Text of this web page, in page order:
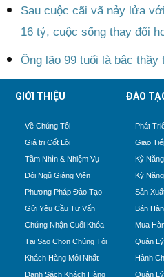
Sau cuộc cãi vã nảy lửa
16 tỷ, cuộc sống thay đổi
Ông lão 99 tuổi là bậc
GIỚI THIỆU
Về Chúng Tôi
Giá trị Cốt Lõi
Tầm Nhìn & Nhiệm Vụ
Đội Ngũ Giảng Viên
Phương Pháp Đào Tạo
Gửi Yêu Cầu Tư Vấn
Chứng Nhận Cuối Khóa
Tại Sao Chọn Chúng Tôi
Khách Hàng Mới Nhất
Danh Sách Khách Hàng
ĐÀO
Phát
Giao
Kỹ
Kỹ
Sản
Bán
Mua
Quản
Hành
Quản